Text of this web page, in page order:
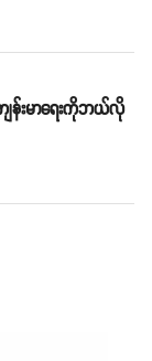
န်းမာရေးကိုဘယ်လို